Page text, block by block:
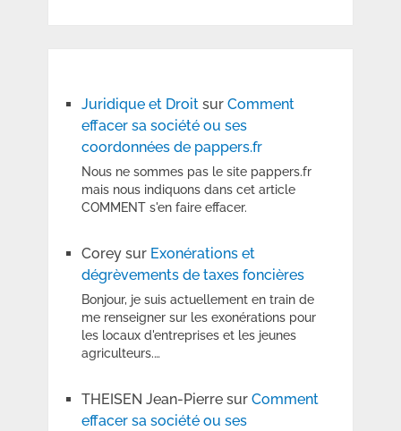
Juridique et Droitsur Comment
effacer sa société ou ses
coordonnées de pappers.fr
Nous ne sommes pas le site pappers.fr
mais nous indiquons dans cet article
COMMENT s'en faire effacer.
Coreysur Exonérations et
dégrèvements de taxes foncières
Bonjour, je suis actuellement en train de
me renseigner sur les exonérations pour
les locaux d'entreprises et les jeunes
agriculteurs.…
THEISEN Jean-Pierresur Comment
effacer sa société ou ses